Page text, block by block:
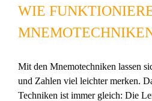
WIE
Mit den Mnemotechniken lassen
und Zahlen viel leichter merken.
Techniken ist immer gleich: Die